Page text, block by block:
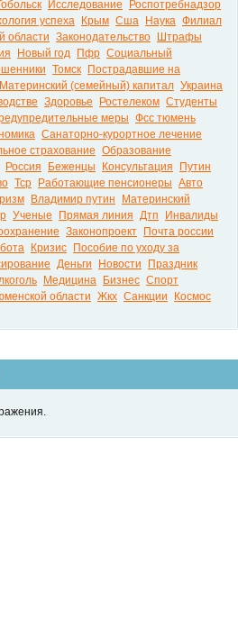
Исследование
Роспотребнадзор
успеха Крым Сша Наука Филиал
области Законодательство
Штрафы
Новый год Пфр Социальный
Томск
Пострадавшие на
Материнский (семейный) капитал Украина
Здоровье Ростелеком Студенты
меры Фсс тюмень
Санаторно-курортное лечение
страхование Образование
Россия Беженцы Консультация
Путин
Тср Работающие пенсионеры Авто
Владимир путин
Материнский
Ученые Прямая линия Дтп
Инвалиды
Законопроект
Почта россии
Кризис
Пособие по уходу за
Деньги Новости
Праздник
Медицина Бизнес Спорт
области Жкх Санкции
Космос